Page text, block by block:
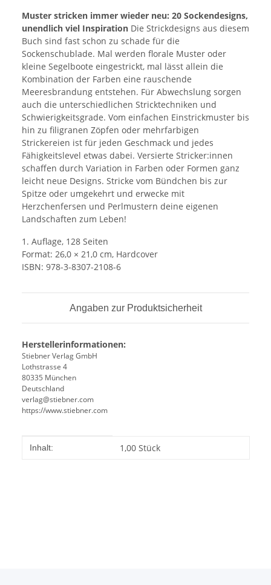
Muster stricken immer wieder neu: 20 Sockendesigns,
unendlich viel Inspiration Die Strickdesigns aus diesem
Buch sind fast schon zu schade für die
Sockenschublade. Mal werden florale Muster oder
kleine Segelboote eingestrickt, mal lässt allein die
Kombination der Farben eine rauschende
Meeresbrandung entstehen. Für Abwechslung sorgen
auch die unterschiedlichen Stricktechniken und
Schwierigkeitsgrade. Vom einfachen Einstrickmuster bis
hin zu filigranen Zöpfen oder mehrfarbigen
Strickereien ist für jeden Geschmack und jedes
Fähigkeitslevel etwas dabei. Versierte Stricker:innen
schaffen durch Variation in Farben oder Formen ganz
leicht neue Designs. Stricke vom Bündchen bis zur
Spitze oder umgekehrt und erwecke mit
Herzchenfersen und Perlmustern deine eigenen
Landschaften zum Leben!
1. Auflage, 128 Seiten
Format: 26,0 × 21,0 cm, Hardcover
ISBN: 978-3-8307-2108-6
Angaben zur Produktsicherheit
Herstellerinformationen:
Stiebner Verlag GmbH
Lothstrasse 4
80335 München
Deutschland
verlag@stiebner.com
https://www.stiebner.com
Produkteigenschaft
Wert
Inhalt: 1,00 Stück